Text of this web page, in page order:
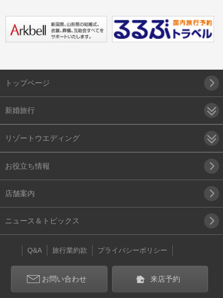
トップページ
新婚旅行
リゾートウエディング
お役立ち情報
店舗案内
ニュース＆トピックス
Q&A 旅行業約款 プライバシーポリシー
お問い合わせ 来店予約